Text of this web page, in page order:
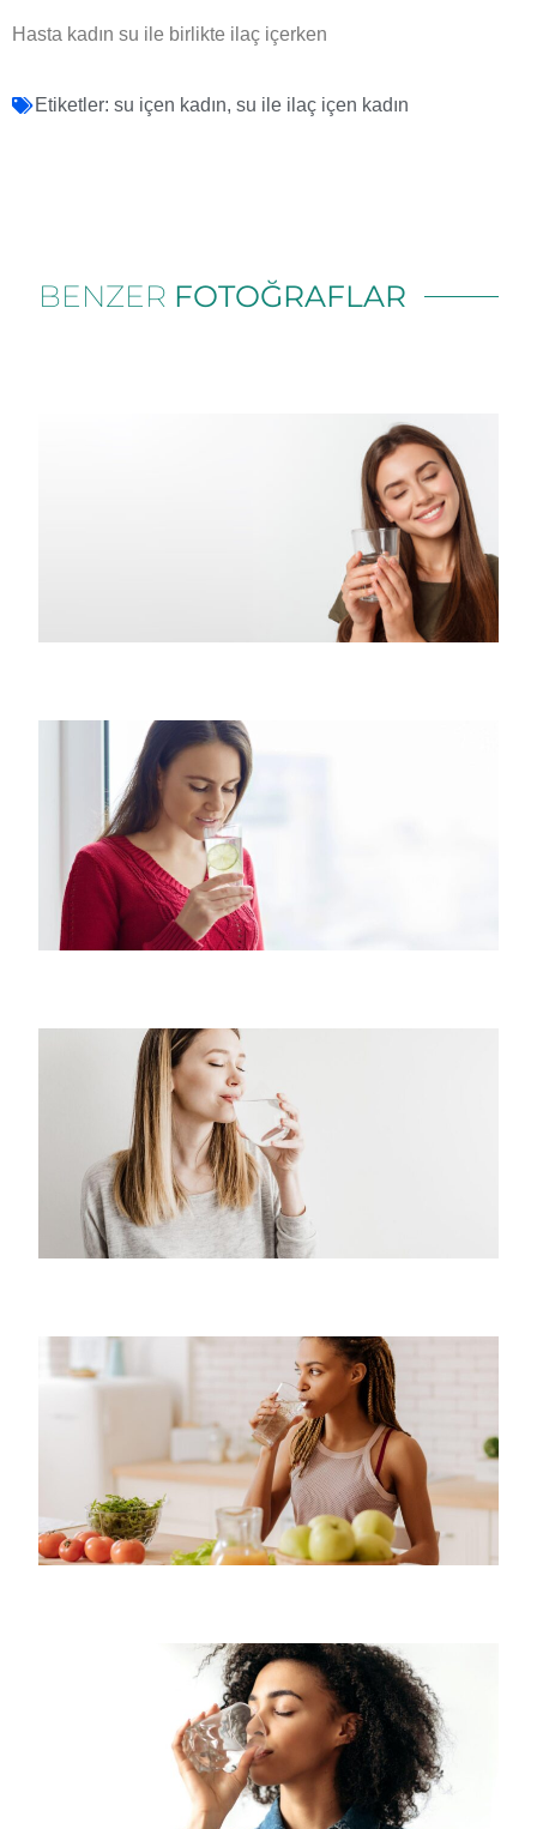
Hasta kadın su ile birlikte ilaç içerken
Etiketler: su içen kadın, su ile ilaç içen kadın
BENZER FOTOĞRAFLAR